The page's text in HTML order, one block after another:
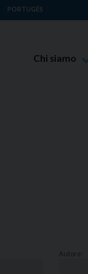
PORTUGÊS
Chi siamo
Autore: